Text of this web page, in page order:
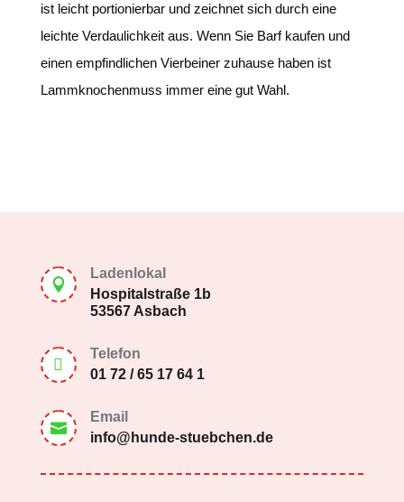
ist leicht portionierbar und zeichnet sich durch eine
leichte Verdaulichkeit aus. Wenn Sie Barf kaufen und
einen empfindlichen Vierbeiner zuhause haben ist
Lammknochenmuss immer eine gut Wahl.

Ladenlokal
Hospitalstraße 1b
53567 Asbach

Telefon
01 72 / 65 17 64 1

Email
info@hunde-stuebchen.de